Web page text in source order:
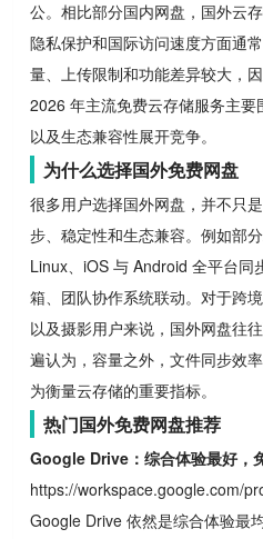
公。相比部分国内网盘，国外云
隐私保护和国际访问速度方面通
量、上传限制和功能差异较大，
2026 年主流免费云存储服务主
以及生态兼容性展开竞争。
为什么选择国外免费网盘
很多用户选择国外网盘，并不只
步、稳定性和生态兼容。例如部
Linux、iOS 与 Android 全平台同
箱、团队协作系统联动。对于跨
以及摄影用户来说，国外网盘往
遍认为，容量之外，文件同步效
为衡量云存储的重要指标。
热门国外免费网盘推荐
Google Drive：综合体验最好，
https://workspace.google.com/
Google Drive 依然是综合体验最